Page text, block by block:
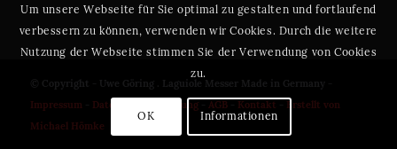
© Copyright - Uwe Göring . Laguiole Messer Made in Germany -
Impressum- Datenschutzerklärung- AGB- Kontakt
Erstellt von
Michael Hömke
Um unsere Webseite für Sie optimal zu gestalten und fortlaufend
verbessern zu können, verwenden wir Cookies. Durch die weitere
Nutzung der Webseite stimmen Sie der Verwendung von Cookies
zu.
OK Informationen